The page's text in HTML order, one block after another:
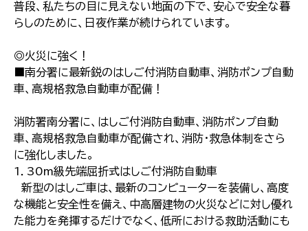
普段、私たちの目に見えない地面の下で、安心で安全な暮
らしのために、日夜作業が続けられています。
◎火災に強く！
■南分署に最新鋭のはしご付消防自動車、消防ポンプ自動
車、高規格救急自動車が配備！
消防署南分署に、はしご付消防自動車、消防ポンプ自動
車、高規格救急自動車が配備され、消防・救急体制をさら
に強化しました。
1．30m級先端屈折式はしご付消防自動車
新型のはしご車は、最新のコンピューターを装備し、高度
な機能と安全性を備え、中高層建物の火災などに対し優れ
た能力を発揮するだけでなく、低所における救助活動にも